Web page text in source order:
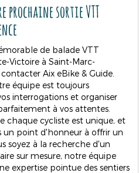
prochaine sortie VTT
de balade VTT
Victoire à Saint-Marc-
Aix eBike & Guide.
équipe est toujours
interrogations et organiser
à vos attentes.
chaque cycliste est unique, et
point d'honneur à offrir un
soyez à la recherche d'un
sur mesure, notre équipe
expertise pointue des sentiers